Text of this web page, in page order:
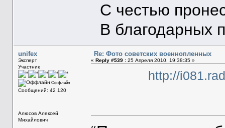
С честью
В благодарных
unifex
Эксперт
Участник
Оффлайн
Сообщений: 42 120
Алюсов Алексей
Михайлович
Re: Фото советских военнопленных
« Reply #539 :25 Апреля 2010, 19:38:35 »
http://